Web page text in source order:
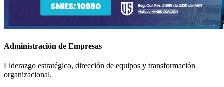
Administración de Empresas
Liderazgo estratégico, dirección de equipos y transformación
organizacional.